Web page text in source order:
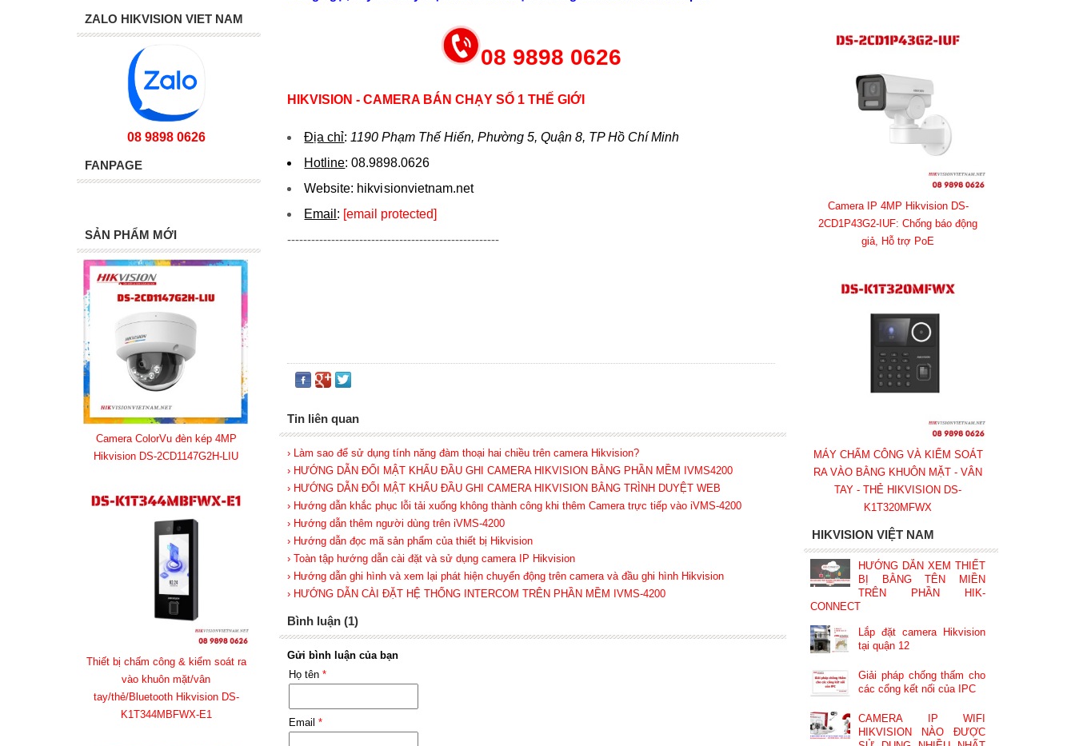
08 9898 0626
HIKVISION - CAMERA BÁN CHẠY SỐ 1 THẾ GIỚI
Địa chỉ: 1190 Phạm Thế Hiển, Phường 5, Quận 8, TP Hồ Chí Minh
Hotline: 08.9898.0626
Website: hikvi sionvietnam.net
Email : [email protected]
-----------------------------------------------------
Tin liên quan
› Làm sao để sử dụng tính năng đàm thoại hai chiều trên camera Hikvision?
› HƯỚNG DẪN ĐỔI MẬT KHẨU ĐẦU GHI CAMERA HIKVISION BẰNG PHẦN MỀM IVMS4200
› HƯỚNG DẪN ĐỔI MẬT KHẨU ĐẦU GHI CAMERA HIKVISION BẰNG TRÌNH DUYỆT WEB
› Hướng dẫn khắc phục lỗi tải xuống không thành công khi thêm Camera trực tiếp vào iVMS-4200
› Hướng dẫn thêm người dùng trên iVMS-4200
› Hướng dẫn đọc mã sản phẩm của thiết bị Hikvision
› Toàn tập hướng dẫn cài đặt và sử dụng camera IP Hikvision
› Hướng dẫn ghi hình và xem lại phát hiện chuyển động trên camera và đầu ghi hình Hikvision
› HƯỚNG DẪN CÀI ĐẶT HỆ THỐNG INTERCOM TRÊN PHẦN MỀM IVMS-4200
Bình luận (1)
Gửi bình luận của bạn
Họ tên*
Email*
Camera IP 4MP Hikvision DS-
2CD1P43G2-IUF: Chống báo động
giả, Hỗ trợ PoE
MÁY CHẤM CÔNG VÀ KIỂM SOÁT
RA VÀO BẰNG KHUÔN MẶT - VÂN
TAY - THẺ HIKVISION DS-
K1T320MFWX
HIKVISION VIỆT NAM
HƯỚNG DẪN XEM THIẾT
BỊ BẰNG TÊN MIỀN
TRÊN PHẦN HIK-
CONNECT
Lắp đặt camera Hikvision
tại quận 12
Giải pháp chống thấm cho
các cổng kết nối của IPC
CAMERA IP WIFI
HIKVISION NÀO ĐƯỢC
ZALO HIKVISION VIET NAM
08 9898 0626
FANPAGE
SẢN PHẨM MỚI
Camera ColorVu đèn kép 4MP
Hikvision DS-2CD1147G2H-LIU
Thiết bị chấm công & kiểm soát ra
vào khuôn mặt/vân
tay/thẻ/Bluetooth Hikvision DS-
K1T344MBFWX-E1